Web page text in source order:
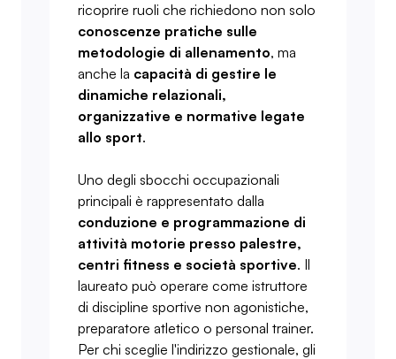
ricoprire ruoli che richiedono non solo
conoscenze pratiche sulle
metodologie di allenamento, ma
anche la capacità di gestire le
dinamiche relazionali,
organizzative e normative legate
allo sport.
Uno degli sbocchi occupazionali
principali è rappresentato dalla
conduzione e programmazione di
attività motorie presso palestre,
centri fitness e società sportive. Il
laureato può operare come istruttore
di discipline sportive non agonistiche,
preparatore atletico o personal trainer.
Per chi sceglie l'indirizzo gestionale, gli